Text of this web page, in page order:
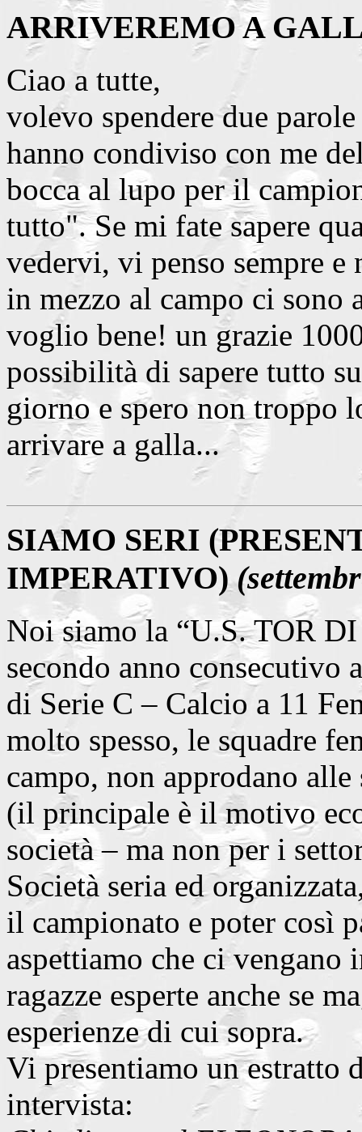
ARRIVEREMO A
Ciao a tutte,
volevo spendere due
hanno condiviso con me
bocca al lupo per il
tutto". Se mi fate sapere
vedervi, vi penso sempre e
in mezzo al campo ci sono
voglio bene! un grazie
possibilità di sapere tutto
giorno e spero non troppo
arrivare a galla...
SIAMO SERI
IMPERATIVO)
Noi siamo la “U.S. TOR
secondo anno consecutivo
di Serie C – Calcio a 11
molto spesso, le squadre
campo, non approdano
(il principale è il motivo
società – ma non per i
Società seria ed
il campionato e poter così
aspettiamo che ci
ragazze esperte anche se
esperienze di cui sopra.
Vi presentiamo un estratto
intervista: